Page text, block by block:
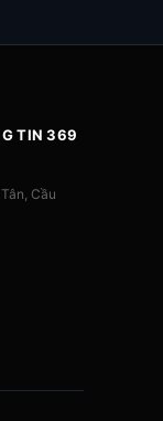
TIN 369
Cầu